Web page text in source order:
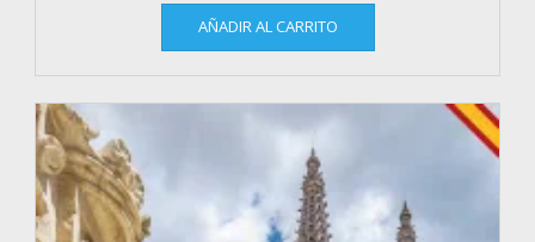
AÑADIR AL CARRITO